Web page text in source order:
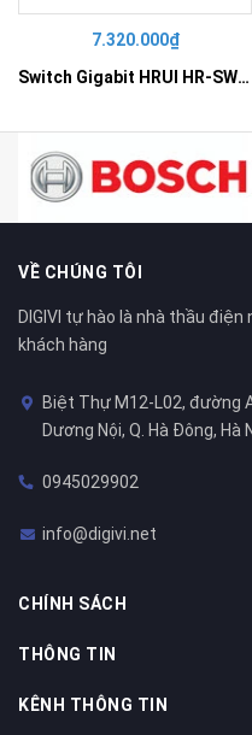
7.320.000₫
Switch Gigabit HRUI HR-SWG10240D
VỀ CHÚNG TÔI
DIGIVI tự hào là nhà thầu
khách hàng
Biệt Thự M12-L02, đường
Dương Nội, Q. Hà Đông, Hà
0945029902
info@digivi.net
CHÍNH SÁCH
THÔNG TIN
KÊNH THÔNG TIN